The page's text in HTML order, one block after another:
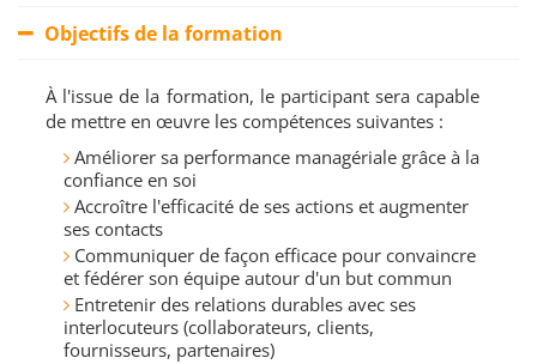
Objectifs de la formation
À l'issue de la formation, le participant sera capable
de mettre en œuvre les compétences suivantes :
Améliorer sa performance managériale grâce à la
confiance en soi
Accroître l'efficacité de ses actions et augmenter
ses contacts
Communiquer de façon efficace pour convaincre
et fédérer son équipe autour d'un but commun
Entretenir des relations durables avec ses
interlocuteurs (collaborateurs, clients,
fournisseurs, partenaires)